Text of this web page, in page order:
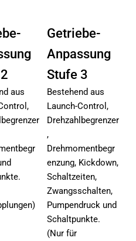
aus
Getriebe-
Anpassung
Stufe 3
Bestehend aus
Launch-Control,
Drehzahlbegrenzer
,
Drehmomentbegr
enzung, Kickdown,
Schaltzeiten,
Zwangsschalten,
Pumpendruck und
Schaltpunkte.
(Nur für